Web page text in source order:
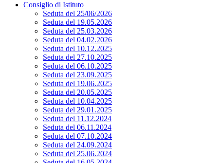
Consiglio di Istituto
Seduta del 25/06/2026
Seduta del 19.05.2026
Seduta del 25.03.2026
Seduta del 04.02.2026
Seduta del 10.12.2025
Seduta del 27.10.2025
Seduta del 06.10.2025
Seduta del 23.09.2025
Seduta del 19.06.2025
Seduta del 20.05.2025
Seduta del 10.04.2025
Seduta del 29.01.2025
Seduta del 11.12.2024
Seduta del 06.11.2024
Seduta del 07.10.2024
Seduta del 24.09.2024
Seduta del 25.06.2024